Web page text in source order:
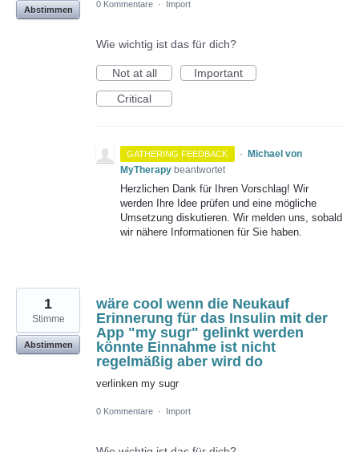
Abstimmen
0 Kommentare · Import
Wie wichtig ist das für dich?
Not at all
Important
Critical
GATHERING FEEDBACK ·
Michael von
MyTherapy beantwortet
Herzlichen Dank für Ihren Vorschlag! Wir
werden Ihre Idee prüfen und eine mögliche
Umsetzung diskutieren. Wir melden uns, sobald
wir nähere Informationen für Sie haben.
wäre cool wenn die Neukauf
Erinnerung für das Insulin mit der
App "my sugr" gelinkt werden
könnte Einnahme ist nicht
regelmäßig aber wird do
verlinken my sugr
1
Stimme
Abstimmen
0 Kommentare · Import